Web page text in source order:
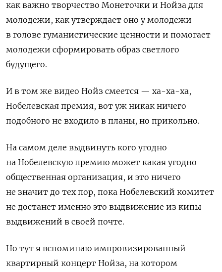
как важно творчество Монеточки и Нойза для
молодежи, как утверждает оно у молодежи
в голове гуманистические ценности и помогает
молодежи сформировать образ светлого
будущего.
И в том же видео Нойз смеется — ха-ха-ха,
Нобелевская премия, вот уж никак ничего
подобного не входило в планы, но прикольно.
На самом деле выдвинуть кого угодно
на Нобелевскую премию может какая угодно
общественная организация, и это ничего
не значит до тех пор, пока Нобелевский комитет
не достанет именно это выдвижение из кипы
выдвижений в своей почте.
Но тут я вспоминаю импровизированный
квартирный концерт Нойза, на котором